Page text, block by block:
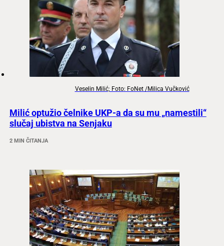
Veselin Milić; Foto: FoNet /Milica Vučković
Milić optužio čelnike UKP-a da su mu „namestili“
slučaj ubistva na Senjaku
2 MIN ČITANJA